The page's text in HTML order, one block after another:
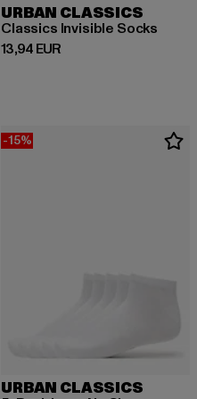
URBAN CLASSICS
Classics Invisible Socks
13,94 EUR
Derzeitiger Preis: 13,94 EUR
-15%
URBAN CLASSICS